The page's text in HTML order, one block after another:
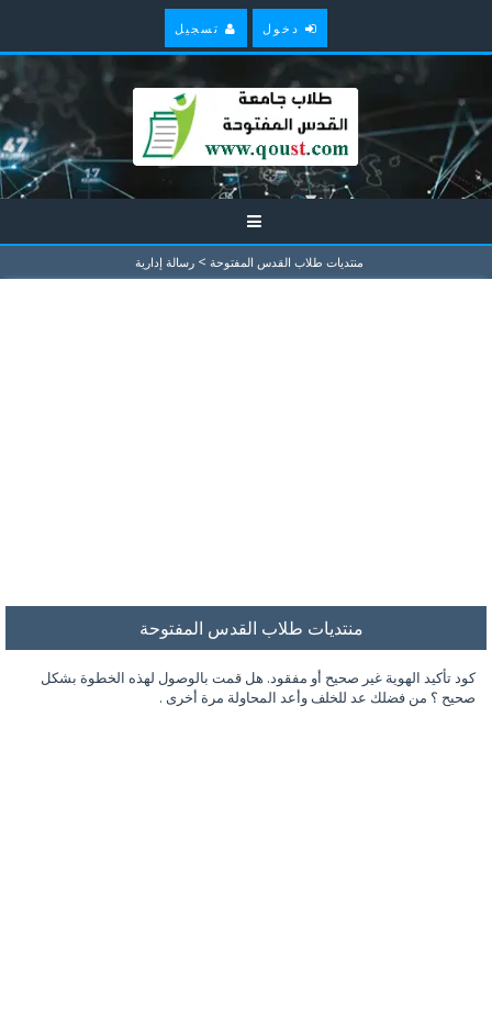
دخول تسجيل
منتديات طلاب القدس المفتوحة > رسالة إدارية
منتديات طلاب القدس المفتوحة
كود تأكيد الهوية غير صحيح أو مفقود. هل قمت بالوصول لهذه الخطوة بشكل
صحيح ؟ من فضلك عد للخلف وأعد المحاولة مرة أخرى .